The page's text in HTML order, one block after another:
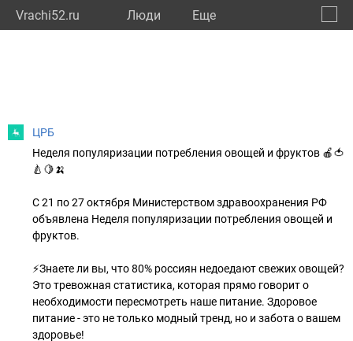
Vrachi52.ru Люди Eще
ЦРБ
Неделя популяризации потребления овощей и фруктов 🍎🍅
🍐🍋🍌
С 21 по 27 октября Министерством здравоохранения РФ
объявлена Неделя популяризации потребления овощей и
фруктов.
⚡Знаете ли вы, что 80% россиян недоедают свежих овощей?
Это тревожная статистика, которая прямо говорит о
необходимости пересмотреть наше питание. Здоровое
питание - это не только модный тренд, но и забота о вашем
здоровье!